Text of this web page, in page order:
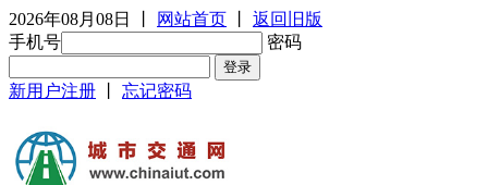
2026年08月08日 网站首页
返回旧版
手机号
密码
新用户注册 忘记密码